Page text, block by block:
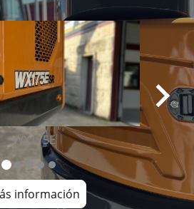
WX175E
información